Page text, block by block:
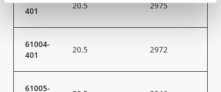
401
20.5 2975
61004-
401
20.5 2972
61005-